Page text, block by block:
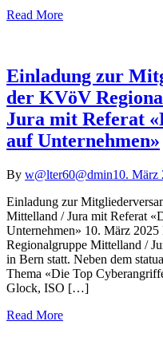
Read More
Einladung zur
der KVöV
Jura mit Referat
auf Unternehmen»
By w@lter60@dmin10. März
Einladung zur
Mittelland / Jura mit Referat
Unternehmen» 10. März
Regionalgruppe Mittelland /
in Bern statt. Neben dem
Thema «Die Top
Glock, ISO […]
Read More